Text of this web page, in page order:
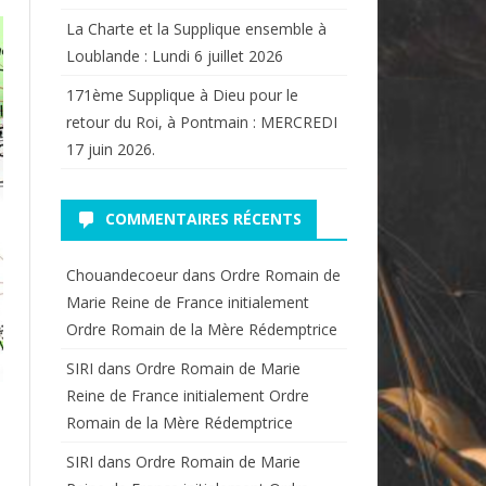
La Charte et la Supplique ensemble à
Loublande : Lundi 6 juillet 2026
171ème Supplique à Dieu pour le
retour du Roi, à Pontmain : MERCREDI
17 juin 2026.
COMMENTAIRES RÉCENTS
Chouandecoeurdans Ordre Romain de
Marie Reine de France initialement
Ordre Romain de la Mère Rédemptrice
SIRI dans Ordre Romain de Marie
Reine de France initialement Ordre
Romain de la Mère Rédemptrice
SIRI dans Ordre Romain de Marie